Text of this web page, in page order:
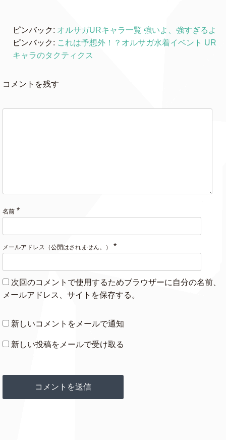
ピンバック: オルサガURキャラ一覧 強いよ、強すぎるよ
ピンバック: これは予想外！？オルサガ水着イベント UR
キャラのタクティクス
コメントを残す
名前 *
メールアドレス（公開はされません。） *
次回のコメントで使用するためブラウザーに自分の名前、
メールアドレス、サイトを保存する。
新しいコメントをメールで通知
新しい投稿をメールで受け取る